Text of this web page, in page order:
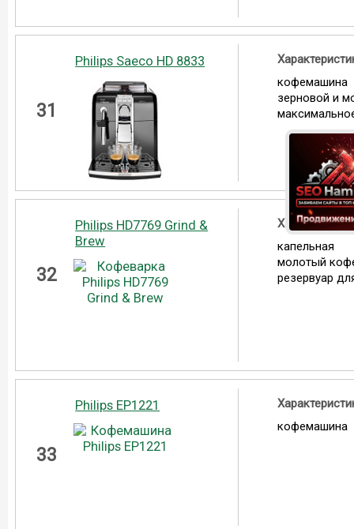
31
Philips Saeco HD 8833
кофемашина
зерновой и
32
Philips HD7769 Grind &
Brew
капельная
молотый
резервуар
33
Philips EP1221
кофемашина